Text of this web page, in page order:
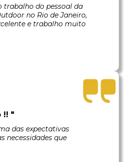
trabalho do pessoal da
no Rio de Janeiro,
e trabalho muito
!! "
das expectativas
necessidades que